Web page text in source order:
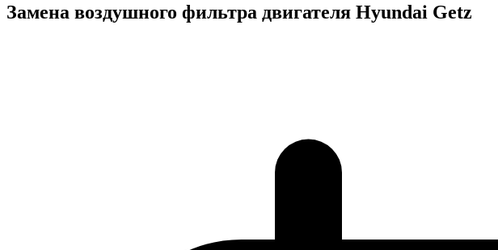
Замена воздушного фильтра двигателя Hyundai Getz